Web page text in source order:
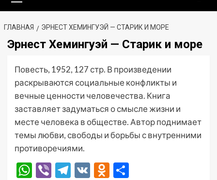
ГЛАВНАЯ ЭРНЕСТ ХЕМИНГУЭЙ — СТАРИК И МОРЕ
Эрнест Хемингуэй — Старик и море
Повесть, 1952, 127 стр. В произведении
раскрываются социальные конфликты и
вечные ценности человечества. Книга
заставляет задуматься о смысле жизни и
месте человека в обществе. Автор поднимает
темы любви, свободы и борьбы с внутренними
противоречиями.
WhatsApp
ViberTelegram
VK Odnoklassniki